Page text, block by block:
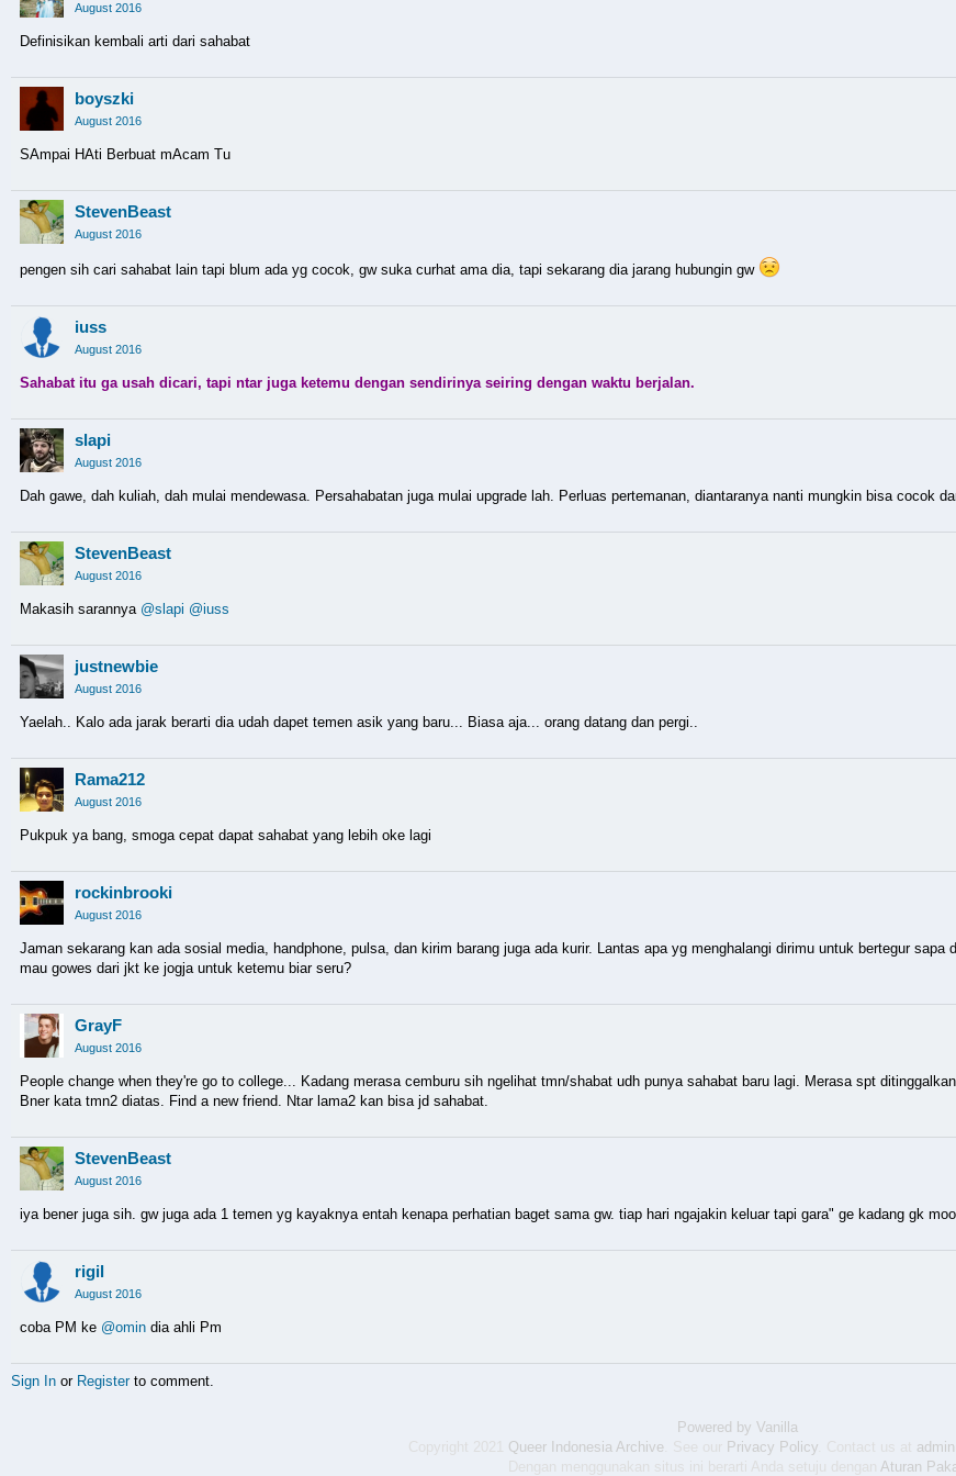
August 2016
Definisikan kembali arti dari sahabat
boyszki
August 2016
SAmpai HAti Berbuat mAcam Tu
StevenBeast
August 2016
pengen sih cari sahabat lain tapi blum ada yg cocok, gw suka curhat ama dia, tapi sekarang dia jarang hubungin gw
iuss
August 2016
Sahabat itu ga usah dicari, tapi ntar juga ketemu dengan sendirinya seiring dengan waktu berjalan.
slapi
August 2016
Dah gawe, dah kuliah, dah mulai mendewasa. Persahabatan juga mulai upgrade lah. Perluas pertemanan, diantaranya nanti mungkin bisa cocok
StevenBeast
August 2016
Makasih sarannya @slapi @iuss
justnewbie
August 2016
Yaelah.. Kalo ada jarak berarti dia udah dapet temen asik yang baru... Biasa aja... orang datang dan pergi..
Rama212
August 2016
Pukpuk ya bang, smoga cepat dapat sahabat yang lebih oke lagi
rockinbrooki
August 2016
Jaman sekarang kan ada sosial media, handphone, pulsa, dan kirim barang juga ada kurir. Lantas apa yg menghalangi dirimu untuk bertegur sapa
mau gowes dari jkt ke jogja untuk ketemu biar seru?
GrayF
August 2016
People change when they're go to college... Kadang merasa cemburu sih ngelihat tmn/shabat udh punya sahabat baru lagi. Merasa spt
Bner kata tmn2 diatas. Find a new friend. Ntar lama2 kan bisa jd sahabat.
StevenBeast
August 2016
iya bener juga sih. gw juga ada 1 temen yg kayaknya entah kenapa perhatian baget sama gw. tiap hari ngajakin keluar tapi gara" ge kadang gk
rigil
August 2016
coba PM ke @omin dia ahli Pm
Sign In or Registerto comment.
Powered by Vanilla
Copyright 2021 Queer Indonesia Archive . See our Privacy Policy. Contact us at
Dengan menggunakan situs ini berarti Anda setuju dengan Aturan